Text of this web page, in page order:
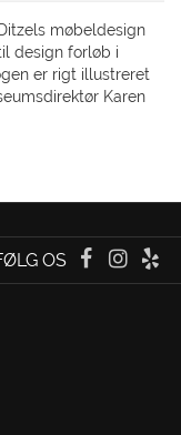
møbeldesign
design forløb i
er rigt illustreret
Karen
OS